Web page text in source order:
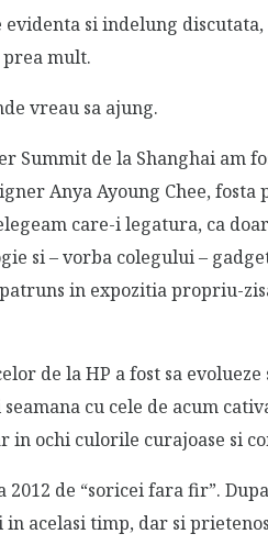
evidenta si indelung
mult.
vreau sa ajung.
Summit de la Shanghai am
Anya Ayoung Chee,
care-i legatura, ca
si – vorba colegului –
in expozitia propriu-
de la HP a fost sa
cu cele de acum
in ochi culorile curajoase si
2012 de “soricei fara fir”.
acelasi timp, dar si